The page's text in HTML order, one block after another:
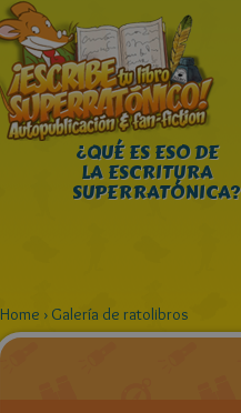
¿QUÉ ES ESO DE
LA ESCRITURA
SUPERRATÓNICA?
Home › Galería de ratolibros